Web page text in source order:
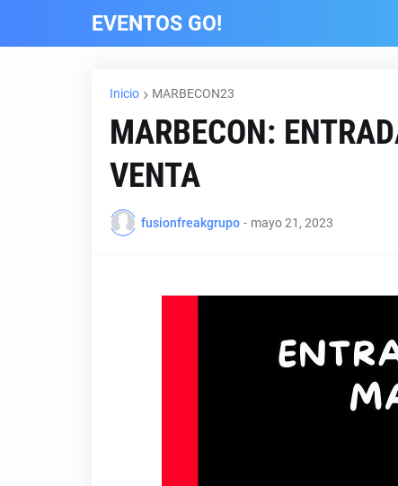
EVENTOS GO!
Inicio MARBECON23
MARBECON:
VENTA
fusionfreakgrupo - mayo 21, 2023